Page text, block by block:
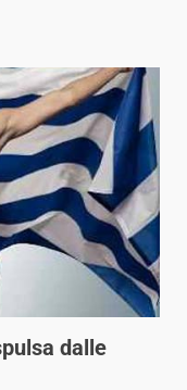
dalle